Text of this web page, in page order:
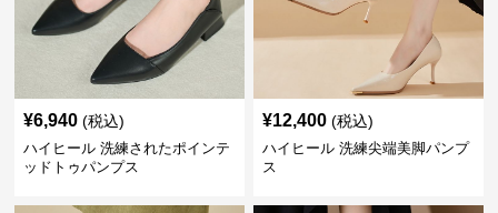
¥6,940 (税込)
ハイヒール 洗練されたポインテ
ッドトゥパンプス
¥12,400 (税込)
ハイヒール 洗練尖端美脚パンプ
ス